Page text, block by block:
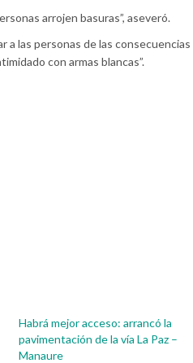
arrojen basuras”, aseveró.
a las personas de las consecuencias
con armas blancas”.
Habrá mejor acceso: arrancó la
pavimentación de la vía La Paz –
Manaure